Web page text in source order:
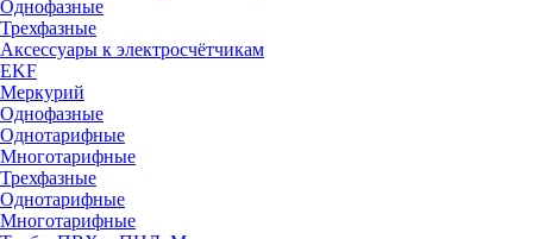
Однофазные
Трехфазные
Аксессуары к электросчётчикам
EKF
Меркурий
Однофазные
Однотарифные
Многотарифные
Трехфазные
Однотарифные
Многотарифные